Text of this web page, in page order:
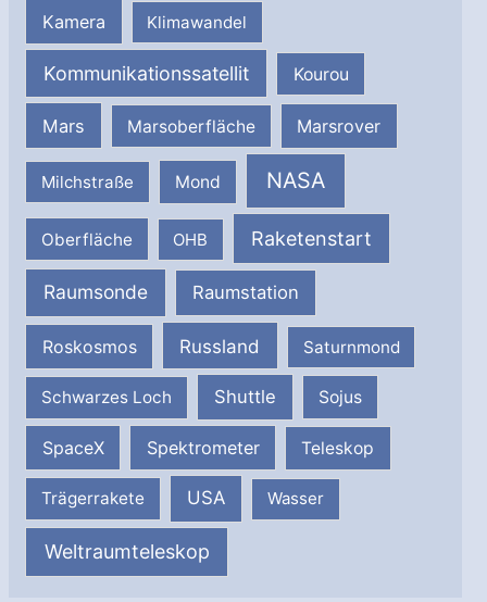
Kamera Klimawandel
Kommunikationssatellit Kourou
Mars Marsoberfläche Marsrover
Milchstraße Mond NASA
Oberfläche OHB Raketenstart
Raumsonde Raumstation
Roskosmos Russland Saturnmond
Schwarzes Loch Shuttle Sojus
SpaceX Spektrometer Teleskop
Trägerrakete USA Wasser
Weltraumteleskop